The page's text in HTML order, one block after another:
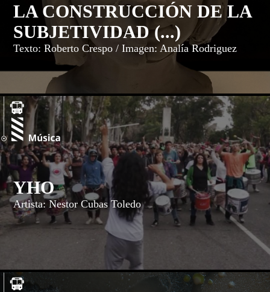
LA CONSTRUCCIÓN DE LA
SUBJETIVIDAD (...)
Texto: Roberto Crespo / Imagen: Analía Rodriguez
YHO
Artista: Nestor Cubas Toledo